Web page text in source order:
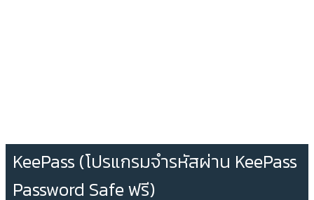
KeePass (โปรแกรมจำรหัสผ่าน KeePass
Password Safe ฟรี)